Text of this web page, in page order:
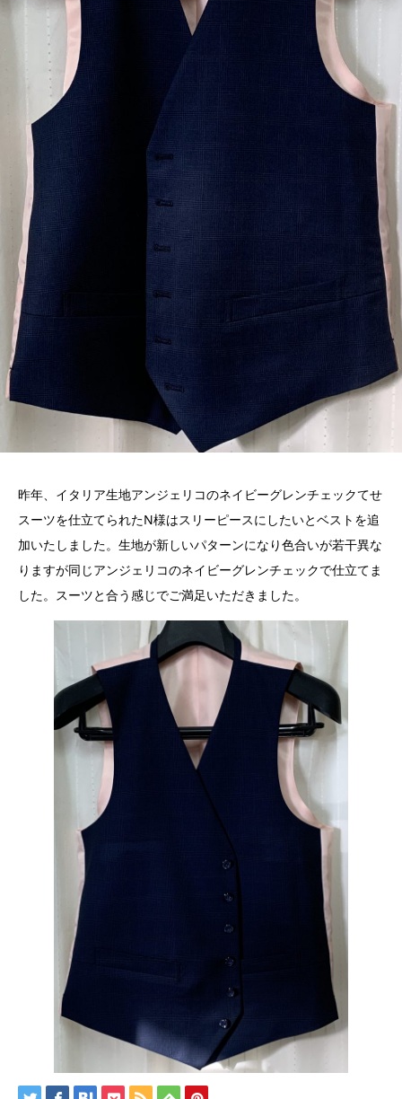
昨年、イタリア生地アンジェリコのネイビーグレンチェックてせ
スーツを仕立てられたN様はスリーピースにしたいとベストを追
加いたしました。生地が新しいパターンになり色合いが若干異な
りますが同じアンジェリコのネイビーグレンチェックで仕立てま
した。スーツと合う感じでご満足いただきました。